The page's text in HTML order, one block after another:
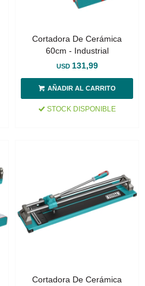
Cortadora De Cerámica
60cm - Industrial
USD 131,99
STOCK DISPONIBLE
Cortadora De Cerámica